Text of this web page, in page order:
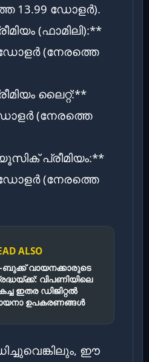
13.99 ഡോളർ).
(ഫാമിലി):**
ഡോളർ (നേരത്തെ
ലൈറ്റ്:**
(നേരത്തെ
പ്രീമിയം:**
ഡോളർ (നേരത്തെ
ALSO
ബുക്ക് വായനക്കാരുടെ
വിപണിയിലെ
ഇതര ഡിജിറ്റൽ
ഉപകരണങ്ങൾ
ഈ